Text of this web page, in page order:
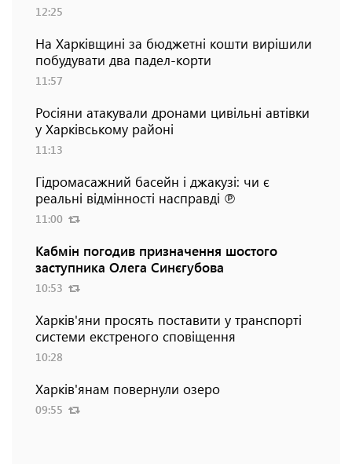
12:25
На Харківщині за бюджетні кошти вирішили
побудувати два падел-корти
11:57
Росіяни атакували дронами цивільні автівки
у Харківському районі
11:13
Гідромасажний басейн і джакузі: чи є
реальні відмінності насправді ℗
11:00
Кабмін погодив призначення шостого
заступника Олега Синєгубова
10:53
Харків'яни просять поставити у транспорті
системи екстреного сповіщення
10:28
Харків'янам повернули озеро
09:55